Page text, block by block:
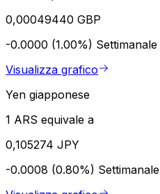
0,00049440 GBP
-0.0000 (1.00%) Settimanale
Visualizza grafico
Yen giapponese
1 ARS equivale a
0,105274 JPY
-0.0008 (0.80%) Settimanale